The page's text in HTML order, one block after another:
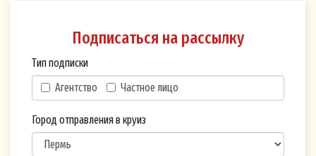
Подписаться на рассылку
Тип подписки
Агентство
Частное лицо
Город отправления в круиз